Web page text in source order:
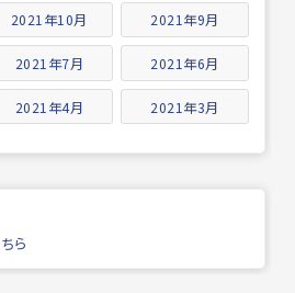
2021年10月 2021年9月
2021年7月 2021年6月
2021年4月 2021年3月
ら